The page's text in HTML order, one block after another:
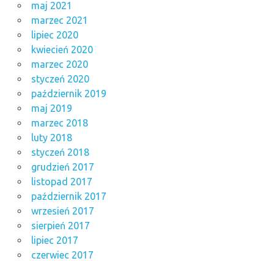
maj 2021
marzec 2021
lipiec 2020
kwiecień 2020
marzec 2020
styczeń 2020
październik 2019
maj 2019
marzec 2018
luty 2018
styczeń 2018
grudzień 2017
listopad 2017
październik 2017
wrzesień 2017
sierpień 2017
lipiec 2017
czerwiec 2017